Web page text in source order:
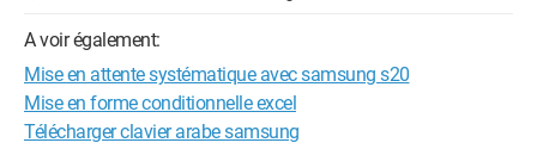
A voir également:
Mise en attente systématique avec samsung s20
Mise en forme conditionnelle excel
Télécharger clavier arabe samsung